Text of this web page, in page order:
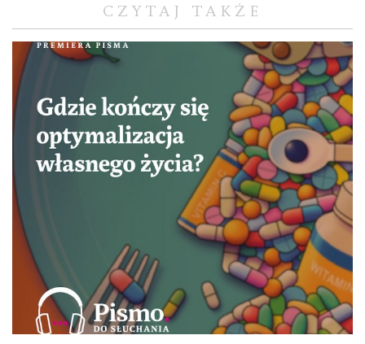
CZYTAJ TAKŻE